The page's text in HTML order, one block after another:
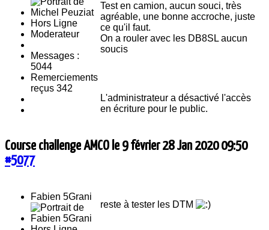
Hors Ligne
Moderateur
Messages :
5044
Remerciements
reçus 342
Test en camion, aucun souci, très
agréable, une bonne accroche, juste
ce qu'il faut.
On a rouler avec les DB8SL aucun
soucis
L'administrateur a désactivé l'accès
en écriture pour le public.
Course challenge AMCO le 9 février28 Jan 2020 09:50
#5077
Fabien 5Grani
reste à tester les DTM